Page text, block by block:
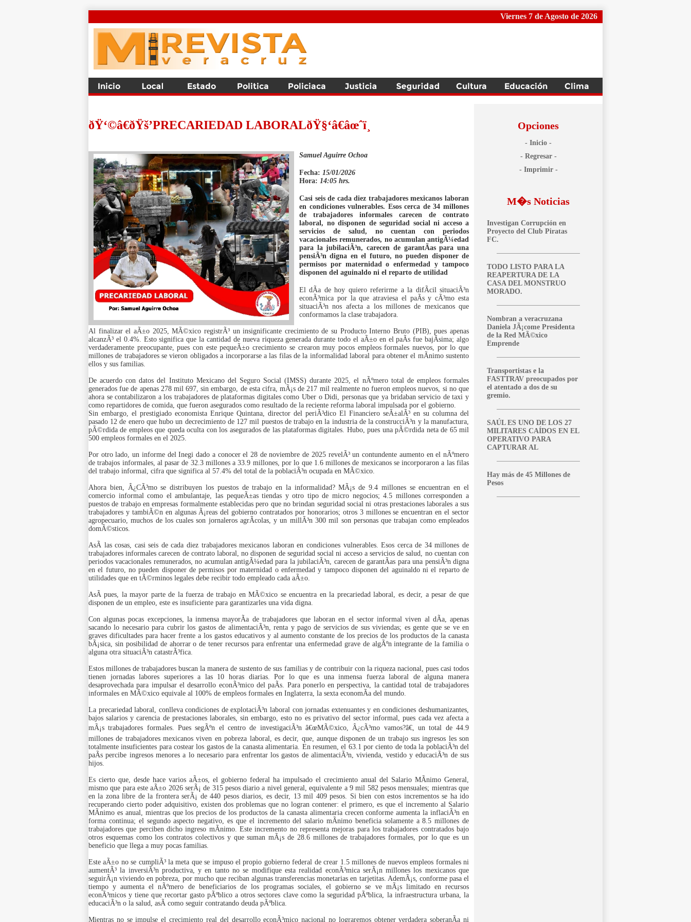
Viernes 7 de Agosto de 2026
ðŸ‘©â€ðŸš’PRECARIEDAD LABORALðŸ§‘â€âœˆï¸
Samuel Aguirre Ochoa
Fecha: 15/01/2026
Hora: 14:05 hrs.
Casi seis de cada diez trabajadores mexicanos laboran
en condiciones vulnerables. Esos cerca de 34 millones
de trabajadores informales carecen de contrato
laboral, no disponen de seguridad social ni acceso a
servicios de salud, no cuentan con periodos
vacacionales remunerados, no acumulan antigÃ¼edad
para la jubilaciÃ³n, carecen de garantÃ­as para una
pensiÃ³n digna en el futuro, no pueden disponer de
permisos por maternidad o enfermedad y tampoco
disponen del aguinaldo ni el reparto de utilidad
El dÃ­a de hoy quiero referirme a la difÃ­cil situaciÃ³n
econÃ³mica por la que atraviesa el paÃ­s y cÃ³mo esta
situaciÃ³n nos afecta a los millones de mexicanos que
conformamos la clase trabajadora.
Al finalizar el aÃ±o 2025, MÃ©xico registrÃ³ un insignificante crecimiento de su Producto Interno Bruto (PIB), pues apenas
alcanzÃ³ el 0.4%. Esto significa que la cantidad de nueva riqueza generada durante todo el aÃ±o en el paÃ­s fue bajÃ­sima; algo
verdaderamente preocupante, pues con este pequeÃ±o crecimiento se crearon muy pocos empleos formales nuevos, por lo que
millones de trabajadores se vieron obligados a incorporarse a las filas de la informalidad laboral para obtener el mÃ­nimo sustento
ellos y sus familias.
De acuerdo con datos del Instituto Mexicano del Seguro Social (IMSS) durante 2025, el nÃºmero total de empleos formales
generados fue de apenas 278 mil 697, sin embargo, de esta cifra, mÃ¡s de 217 mil realmente no fueron empleos nuevos, si no que
ahora se contabilizaron a los trabajadores de plataformas digitales como Uber o Didi, personas que ya bridaban servicio de taxi y
como repartidores de comida, que fueron asegurados como resultado de la reciente reforma laboral impulsada por el gobierno.
Sin embargo, el prestigiado economista Enrique Quintana, director del periÃ³dico El Financiero seÃ±alÃ³ en su columna del
pasado 12 de enero que hubo un decrecimiento de 127 mil puestos de trabajo en la industria de la construcciÃ³n y la manufactura,
pÃ©rdida de empleos que queda oculta con los asegurados de las plataformas digitales. Hubo, pues una pÃ©rdida neta de 65 mil
500 empleos formales en el 2025.
Por otro lado, un informe del Inegi dado a conocer el 28 de noviembre de 2025 revelÃ³ un contundente aumento en el nÃºmero
de trabajos informales, al pasar de 32.3 millones a 33.9 millones, por lo que 1.6 millones de mexicanos se incorporaron a las filas
del trabajo informal, cifra que significa al 57.4% del total de la poblaciÃ³n ocupada en MÃ©xico.
Ahora bien, Â¿CÃ³mo se distribuyen los puestos de trabajo en la informalidad? MÃ¡s de 9.4 millones se encuentran en el
comercio informal como el ambulantaje, las pequeÃ±as tiendas y otro tipo de micro negocios; 4.5 millones corresponden a
puestos de trabajo en empresas formalmente establecidas pero que no brindan seguridad social ni otras prestaciones laborales a sus
trabajadores y tambiÃ©n en algunas Ã¡reas del gobierno contratados por honorarios; otros 3 millones se encuentran en el sector
agropecuario, muchos de los cuales son jornaleros agrÃ­colas, y un millÃ³n 300 mil son personas que trabajan como empleados
domÃ©sticos.
AsÃ­ las cosas, casi seis de cada diez trabajadores mexicanos laboran en condiciones vulnerables. Esos cerca de 34 millones de
trabajadores informales carecen de contrato laboral, no disponen de seguridad social ni acceso a servicios de salud, no cuentan con
periodos vacacionales remunerados, no acumulan antigÃ¼edad para la jubilaciÃ³n, carecen de garantÃ­as para una pensiÃ³n digna
en el futuro, no pueden disponer de permisos por maternidad o enfermedad y tampoco disponen del aguinaldo ni el reparto de
utilidades que en tÃ©rminos legales debe recibir todo empleado cada aÃ±o.
AsÃ­ pues, la mayor parte de la fuerza de trabajo en MÃ©xico se encuentra en la precariedad laboral, es decir, a pesar de que
disponen de un empleo, este es insuficiente para garantizarles una vida digna.
Con algunas pocas excepciones, la inmensa mayorÃ­a de trabajadores que laboran en el sector informal viven al dÃ­a, apenas
sacando lo necesario para cubrir los gastos de alimentaciÃ³n, renta y pago de servicios de sus viviendas; es gente que se ve en
graves dificultades para hacer frente a los gastos educativos y al aumento constante de los precios de los productos de la canasta
bÃ¡sica, sin posibilidad de ahorrar o de tener recursos para enfrentar una enfermedad grave de algÃºn integrante de la familia o
alguna otra situaciÃ³n catastrÃ³fica.
Estos millones de trabajadores buscan la manera de sustento de sus familias y de contribuir con la riqueza nacional, pues casi todos
tienen jornadas labores superiores a las 10 horas diarias. Por lo que es una inmensa fuerza laboral de alguna manera
desaprovechada para impulsar el desarrollo econÃ³mico del paÃ­s. Para ponerlo en perspectiva, la cantidad total de trabajadores
informales en MÃ©xico equivale al 100% de empleos formales en Inglaterra, la sexta economÃ­a del mundo.
La precariedad laboral, conlleva condiciones de explotaciÃ³n laboral con jornadas extenuantes y en condiciones deshumanizantes,
bajos salarios y carencia de prestaciones laborales, sin embargo, esto no es privativo del sector informal, pues cada vez afecta a
mÃ¡s trabajadores formales. Pues segÃºn el centro de investigaciÃ³n â€œMÃ©xico, Â¿cÃ³mo vamos?â€, un total de 44.9
millones de trabajadores mexicanos viven en pobreza laboral, es decir, que, aunque disponen de un trabajo sus ingresos les son
totalmente insuficientes para costear los gastos de la canasta alimentaria. En resumen, el 63.1 por ciento de toda la poblaciÃ³n del
paÃ­s percibe ingresos menores a lo necesario para enfrentar los gastos de alimentaciÃ³n, vivienda, vestido y educaciÃ³n de sus
hijos.
Es cierto que, desde hace varios aÃ±os, el gobierno federal ha impulsado el crecimiento anual del Salario MÃ­nimo General,
mismo que para este aÃ±o 2026 serÃ¡ de 315 pesos diario a nivel general, equivalente a 9 mil 582 pesos mensuales; mientras que
en la zona libre de la frontera serÃ¡ de 440 pesos diarios, es decir, 13 mil 409 pesos. Si bien con estos incrementos se ha ido
recuperando cierto poder adquisitivo, existen dos problemas que no logran contener: el primero, es que el incremento al Salario
MÃ­nimo es anual, mientras que los precios de los productos de la canasta alimentaria crecen conforme aumenta la inflaciÃ³n en
forma continua; el segundo aspecto negativo, es que el incremento del salario mÃ­nimo beneficia solamente a 8.5 millones de
trabajadores que perciben dicho ingreso mÃ­nimo. Este incremento no representa mejoras para los trabajadores contratados bajo
otros esquemas como los contratos colectivos y que suman mÃ¡s de 28.6 millones de trabajadores formales, por lo que es un
beneficio que llega a muy pocas familias.
Este aÃ±o no se cumpliÃ³ la meta que se impuso el propio gobierno federal de crear 1.5 millones de nuevos empleos formales ni
aumentÃ³ la inversiÃ³n productiva, y en tanto no se modifique esta realidad econÃ³mica serÃ¡n millones los mexicanos que
seguirÃ¡n viviendo en pobreza, por mucho que reciban algunas transferencias monetarias en tarjetitas. AdemÃ¡s, conforme pasa el
tiempo y aumenta el nÃºmero de beneficiarios de los programas sociales, el gobierno se ve mÃ¡s limitado en recursos
econÃ³micos y tiene que recortar gasto pÃºblico a otros sectores clave como la seguridad pÃºblica, la infraestructura urbana, la
educaciÃ³n o la salud, asÃ­ como seguir contratando deuda pÃºblica.
Mientras no se impulse el crecimiento real del desarrollo econÃ³mico nacional no lograremos obtener verdadera soberanÃ­a ni
Opciones
- Inicio -
- Regresar -
- Imprimir -
M�s Noticias
Investigan Corrupción en
Proyecto del Club Piratas
FC.
TODO LISTO PARA LA
REAPERTURA DE LA
CASA DEL MONSTRUO
MORADO.
Nombran a veracruzana
Daniela JÃ¡come Presidenta
de la Red MÃ©xico
Emprende
Transportistas e la
FASTTRAV preocupados por
el atentado a dos de su
gremio.
SAÚL ES UNO DE LOS 27
MILITARES CAÍDOS EN EL
OPERATIVO PARA
CAPTURAR AL
Hay más de 45 Millones de
Pesos